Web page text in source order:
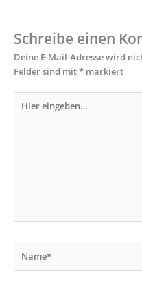
Schreibe einen
Deine E-Mail-Adresse wird
Felder sind mit* markiert
eingeben…